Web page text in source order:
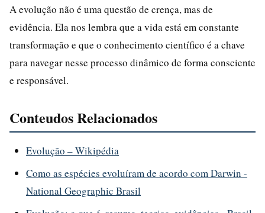
A evolução não é uma questão de crença, mas de
evidência. Ela nos lembra que a vida está em constante
transformação e que o conhecimento científico é a chave
para navegar nesse processo dinâmico de forma consciente
e responsável.
Conteudos Relacionados
Evolução – Wikipédia
Como as espécies evoluíram de acordo com Darwin -
National Geographic Brasil